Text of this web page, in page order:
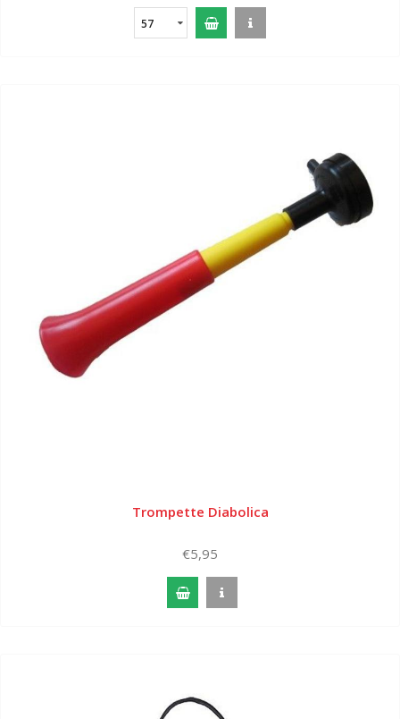
57
Trompette Diabolica
€5,95